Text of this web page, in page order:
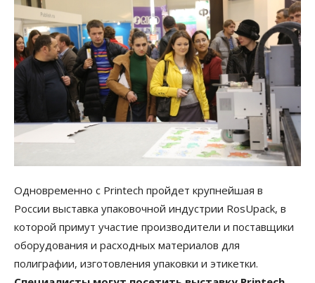
Одновременно с Printech пройдет крупнейшая в
России выставка упаковочной индустрии RosUpack, в
которой примут участие производители и поставщики
оборудования и расходных материалов для
полиграфии, изготовления упаковки и этикетки.